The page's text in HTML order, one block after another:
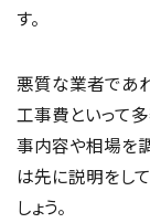
す。
悪質な業者であ
工事費といって
事内容や相場を
は先に説明をし
しょう。